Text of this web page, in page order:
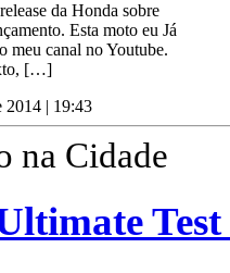
da Honda sobre
Esta moto eu Já
meu canal no Youtube.
[…]
2014 | 19:43
na Cidade